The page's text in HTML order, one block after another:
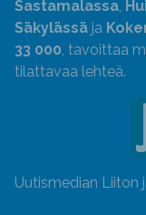
Sastamalassa,
Säkylässä ja
33 000, tavoittaa
tilattavaa lehteä.
Uutismedian Liiton